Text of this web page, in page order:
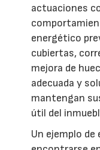
actuaciones
energético
cubiertas,
mejora de
adecuada y
mantengan
útil del
Un ejemplo de